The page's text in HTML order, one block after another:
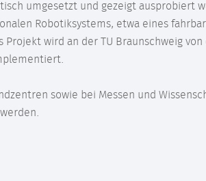
umgesetzt und gezeigt ausprobiert
Robotiksystems, etwa eines
wird an der TU Braunschweig
sowie bei Messen und